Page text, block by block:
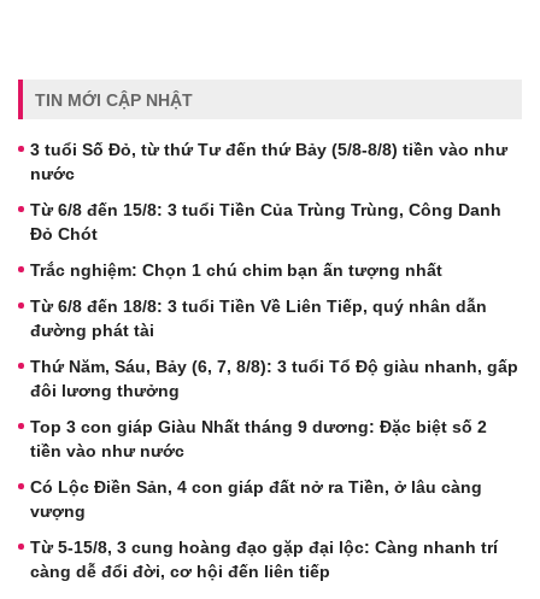
TIN MỚI CẬP NHẬT
3 tuổi Số Đỏ, từ thứ Tư đến thứ Bảy (5/8-8/8) tiền vào như
nước
Từ 6/8 đến 15/8: 3 tuổi Tiền Của Trùng Trùng, Công Danh
Đỏ Chót
Trắc nghiệm: Chọn 1 chú chim bạn ấn tượng nhất
Từ 6/8 đến 18/8: 3 tuổi Tiền Về Liên Tiếp, quý nhân dẫn
đường phát tài
Thứ Năm, Sáu, Bảy (6, 7, 8/8): 3 tuổi Tổ Độ giàu nhanh, gấp
đôi lương thưởng
Top 3 con giáp Giàu Nhất tháng 9 dương: Đặc biệt số 2
tiền vào như nước
Có Lộc Điền Sản, 4 con giáp đất nở ra Tiền, ở lâu càng
vượng
Từ 5-15/8, 3 cung hoàng đạo gặp đại lộc: Càng nhanh trí
càng dễ đổi đời, cơ hội đến liên tiếp